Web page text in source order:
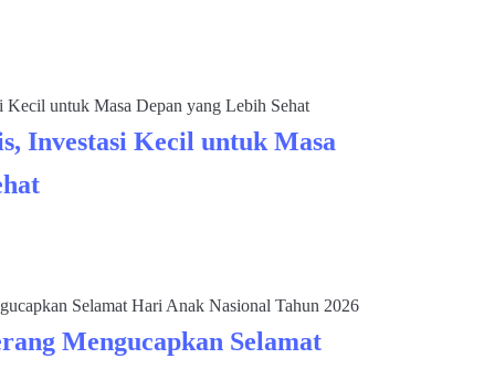
Investasi Kecil untuk Masa
Mengucapkan Selamat